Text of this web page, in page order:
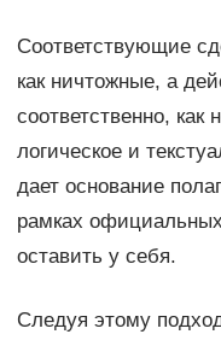
Соответствующие
как ничтожные, а
соответственно,
логическое и
дает основание
рамках
оставить у себя.
Следуя этому